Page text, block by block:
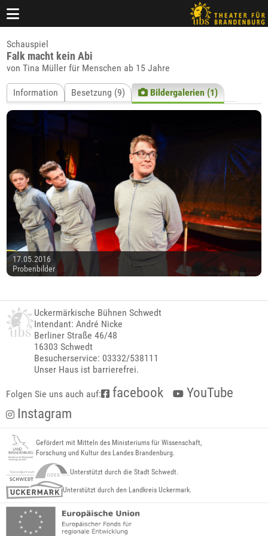
Schauspiel
Falk macht kein Abi
von Tina Müller für Menschen ab 15 Jahre
Information Besetzung (9) Bildergalerien (1)
17.05.2016
Probenbilder
Uckermärkische Bühnen Schwedt
Intendant: André Nicke
Berliner Straße 46/48
16303 Schwedt
Besucherservice: 03332/538111
Unser Haus ist barrierefrei.
Folgen Sie uns auch auf: facebook
YouTube
Instagram
Gefördert mit Mitteln des Ministeriums für Wissenschaft,
Forschung und Kultur des Landes Brandenburg.
Unterstützt durch die Stadt Schwedt.
Unterstützt durch den Landkreis Uckermark.